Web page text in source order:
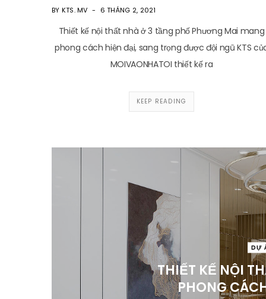
BY KTS. MV 6 THÁNG 2, 2021
Thiết kế nội thất nhà ở 3 tầng phố Phương Mai mang
phong cách hiện đại, sang trọng được đội ngũ KTS
MOIVAONHATOI thiết kế ra
KEEP READING
DỰ
THIẾT KẾ NỘI
PHONG